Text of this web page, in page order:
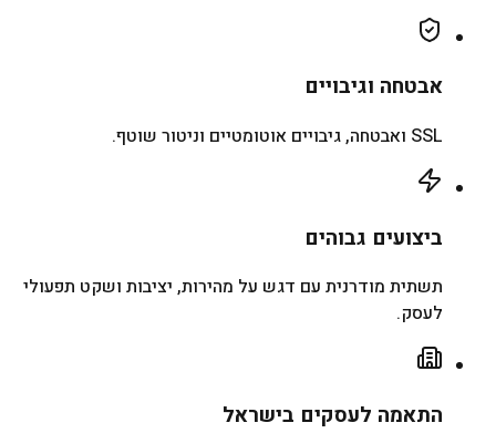
אבטחה וגיבויים
SSL ואבטחה, גיבויים אוטומטיים וניטור שוטף.
ביצועים גבוהים
תשתית מודרנית עם דגש על מהירות, יציבות ושקט תפעולי
לעסק.
התאמה לעסקים בישראל